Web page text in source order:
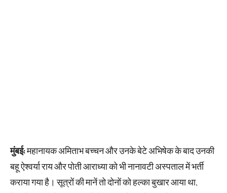
मुंबई:महानायक अमिताभ बच्चन और उनके बेटे अभिषेक के बाद उनकी
बहू ऐश्वर्या राय और पोती आराध्या को भी नानावटी अस्पताल में भर्ती
कराया गया है। सूत्रों की मानें तो दोनों को हल्का बुखार आया था,